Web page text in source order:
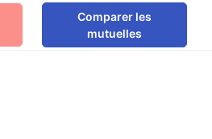
Comparer les
mutuelles
les mutuelles